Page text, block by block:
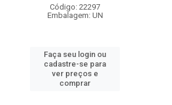
Código: 22297
Embalagem: UN
Faça seu login ou
cadastre-se para
ver preços e
comprar